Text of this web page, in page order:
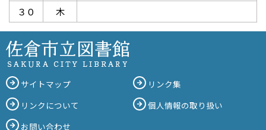
３０
木
サイトマップ
リンク集
リンクについて
個人情報の取り扱い
お問い合わせ